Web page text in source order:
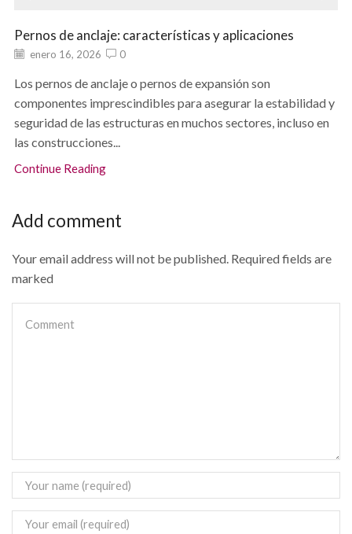
Pernos de anclaje: características y aplicaciones
enero 16, 2026 0
Los pernos de anclaje o pernos de expansión son
componentes imprescindibles para asegurar la estabilidad y
seguridad de las estructuras en muchos sectores, incluso en
las construcciones...
Continue Reading
Add comment
Your email address will not be published. Required fields are
marked